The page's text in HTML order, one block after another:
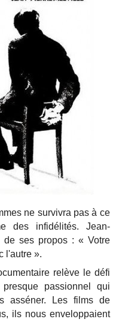
ne survivra pas à ce
des infidélités. Jean-
de ses propos : « Votre
l'autre ».
relève le défi
passionnel qui
asséner. Les films de
ils nous enveloppaient